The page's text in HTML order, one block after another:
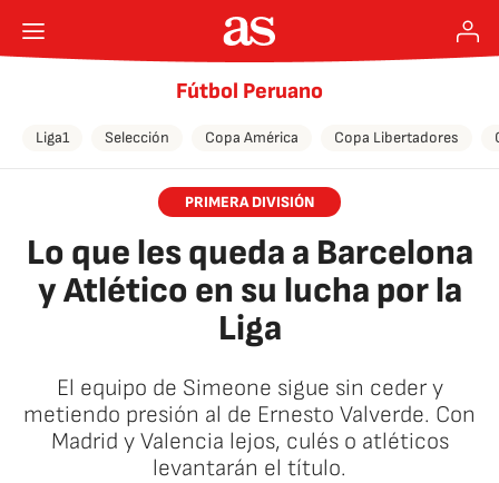
Fútbol Peruano
Liga1 Selección Copa América Copa Libertadores
PRIMERA DIVISIÓN
Lo que les queda a Barcelona
y Atlético en su lucha por la
Liga
El equipo de Simeone sigue sin ceder y
metiendo presión al de Ernesto Valverde. Con
Madrid y Valencia lejos, culés o atléticos
levantarán el título.